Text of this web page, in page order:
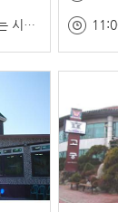
11:00~21:00(쉬는 시간 15:00~17:00)